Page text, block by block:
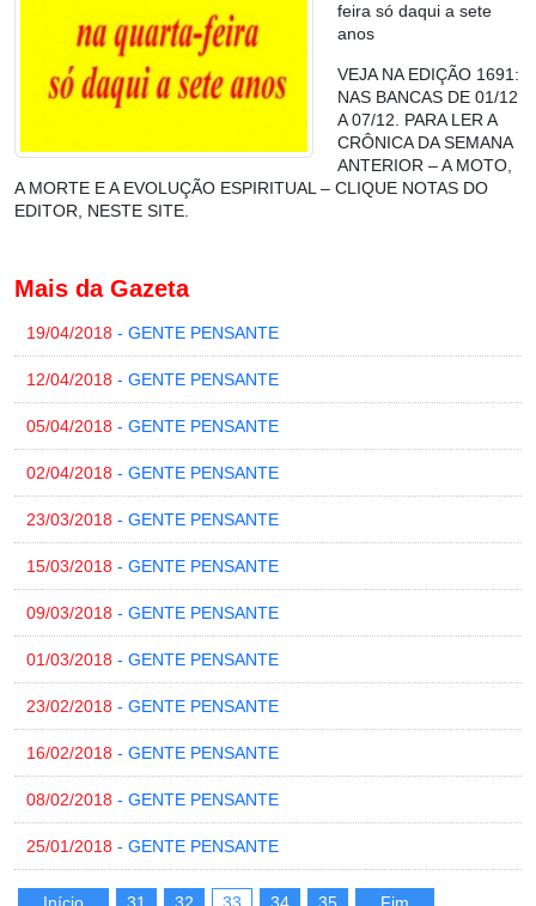
feira só daqui a sete
anos
VEJA NA EDIÇÃO 1691:
NAS BANCAS DE 01/12
A 07/12. PARA LER A
CRÔNICA DA SEMANA
ANTERIOR – A MOTO,
A MORTE E A EVOLUÇÃO ESPIRITUAL – CLIQUE NOTAS DO
EDITOR, NESTE SITE.
Mais da Gazeta
19/04/2018 - GENTE PENSANTE
12/04/2018 - GENTE PENSANTE
05/04/2018 - GENTE PENSANTE
02/04/2018 - GENTE PENSANTE
23/03/2018 - GENTE PENSANTE
15/03/2018 - GENTE PENSANTE
09/03/2018 - GENTE PENSANTE
01/03/2018 - GENTE PENSANTE
23/02/2018 - GENTE PENSANTE
16/02/2018 - GENTE PENSANTE
08/02/2018 - GENTE PENSANTE
25/01/2018 - GENTE PENSANTE